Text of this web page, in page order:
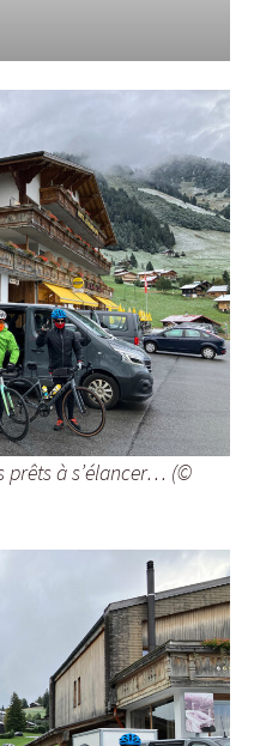
prêts à s’élancer… (©